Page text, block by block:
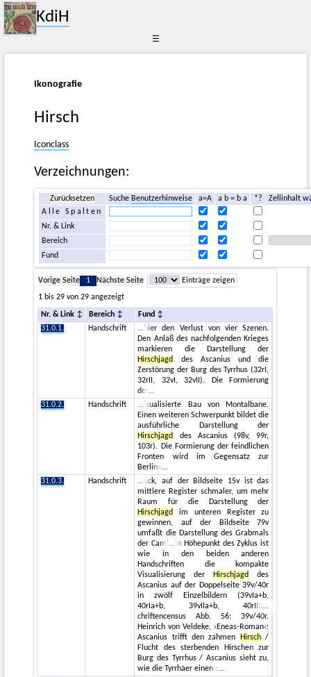
KdiH
☰
Ikonografie
Hirsch
Iconclass
Verzeichnungen:
Zurücksetzen Suche Benutzerhinweise a=A a b = b a *?
Zellinhalt
Alle Spalten
Nr. & Link
Bereich
Fund
Vorige Seite 1 Nächste Seite
Einträge zeigen
1 bis 29 von 29 angezeigt
Nr. & Link Bereich
Fund
31.0.1.
Handschrift
hier den Verlust von vier Szenen.
Den Anlaß des nachfolgenden Krieges
markieren die Darstellung der
Hirschjagd
des Ascanius und die
Zerstörung der Burg des Tyrrhus (32rI,
32rII, 32vI, 32vII). Die Formierung
der
31.0.2.
Handschrift
isualisierte Bau von Montalbane.
Einen weiteren Schwerpunkt bildet die
ausführliche Darstellung der
Hirschjagd
des Ascanius (98v, 99r,
103r). Die Formierung der feindlichen
Fronten wird im Gegensatz zur
Berline
31.0.3.
Handschrift
ück, auf der Bildseite 15v ist das
mittlere Register schmaler, um mehr
Raum für die Darstellung der
Hirschjagd
im unteren Register zu
gewinnen, auf der Bildseite 79v
umfaßt die Darstellung des Grabmals
der Cami
in Höhepunkt des Zyklus ist
wie in den beiden anderen
Handschriften die kompakte
Visualisierung der
Hirschjagd
des
Ascanius auf der Doppelseite 39v/40r
in zwölf Einzelbildern (39vIa+b,
40rIa+b, 39vIIa+b, 40rIIa
chriftencensus Abb. 56: 39v/40r.
Heinrich von Veldeke, ›Eneas-Roman‹:
Ascanius trifft den zahmen
Hirsch/
Flucht des sterbenden Hirschen zur
Burg des Tyrrhus / Ascanius sieht zu,
wie die Tyrrhäer einen s